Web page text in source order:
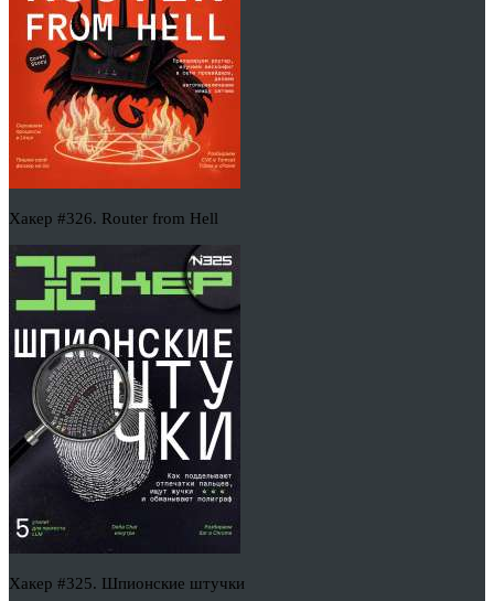
Хакер #326. Router from Hell
Хакер #325. Шпионские штучки